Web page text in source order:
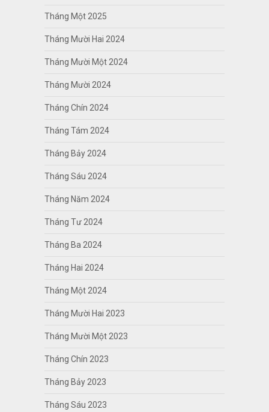
Tháng Một 2025
Tháng Mười Hai 2024
Tháng Mười Một 2024
Tháng Mười 2024
Tháng Chín 2024
Tháng Tám 2024
Tháng Bảy 2024
Tháng Sáu 2024
Tháng Năm 2024
Tháng Tư 2024
Tháng Ba 2024
Tháng Hai 2024
Tháng Một 2024
Tháng Mười Hai 2023
Tháng Mười Một 2023
Tháng Chín 2023
Tháng Bảy 2023
Tháng Sáu 2023